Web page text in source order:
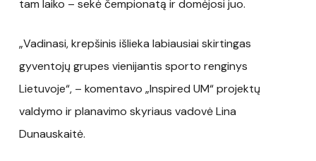
tam laiko – sekė čempionatą ir domėjosi juo.
„Vadinasi, krepšinis išlieka labiausiai skirtingas
gyventojų grupes vienijantis sporto renginys
Lietuvoje“, – komentavo „Inspired UM“ projektų
valdymo ir planavimo skyriaus vadovė Lina
Dunauskaitė.